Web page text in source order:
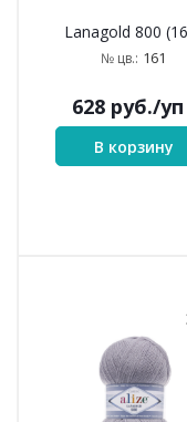
Lanagold 800
№ цв.: 161
628 руб./уп
В корзину